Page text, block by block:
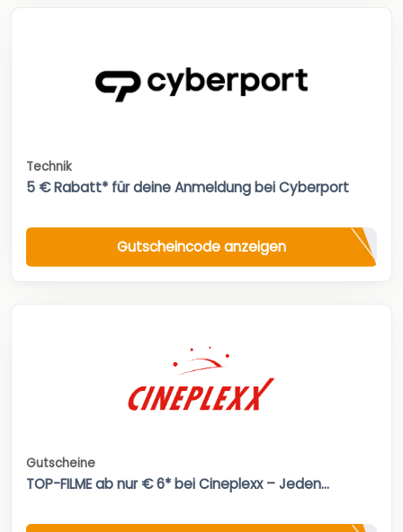
Technik
5 € Rabatt* für deine Anmeldung bei Cyberport
Gutscheincode anzeigen
Gutscheine
TOP-FILME ab nur € 6* bei Cineplexx – Jeden...